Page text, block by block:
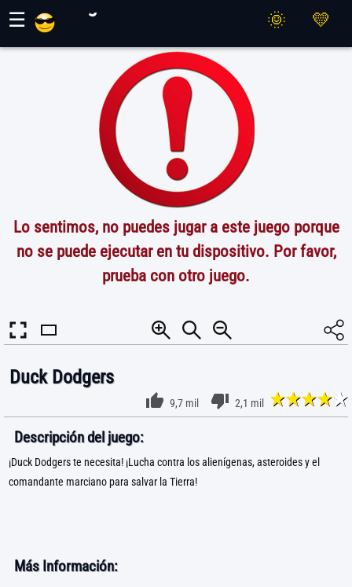
☰
Lo sentimos, no puedes jugar a este juego porque
no se puede ejecutar en tu dispositivo. Por favor,
prueba con otro juego.
Duck Dodgers
9,7 mil 2,1 mil
Descripción del juego:
¡Duck Dodgers te necesita! ¡Lucha contra los alienígenas, asteroides y el
comandante marciano para salvar la Tierra!
Más Información: